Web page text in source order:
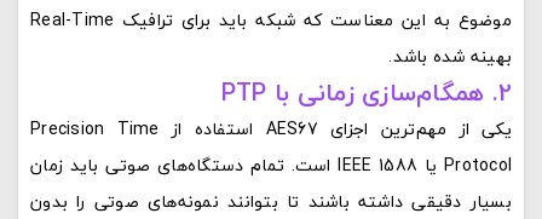
موضوع به این معناست که شبکه باید برای ترافیک Real-Time
بهینه شده باشد.
2. همگام‌سازی زمانی با PTP
یکی از مهم‌ترین اجزای AES67 استفاده از Precision Time
Protocol یا IEEE 1588 است. تمام دستگاه‌های صوتی باید زمان
بسیار دقیقی داشته باشند تا بتوانند نمونه‌های صوتی را بدون